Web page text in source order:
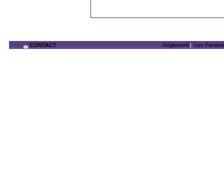
CONTACT Règlement| Les